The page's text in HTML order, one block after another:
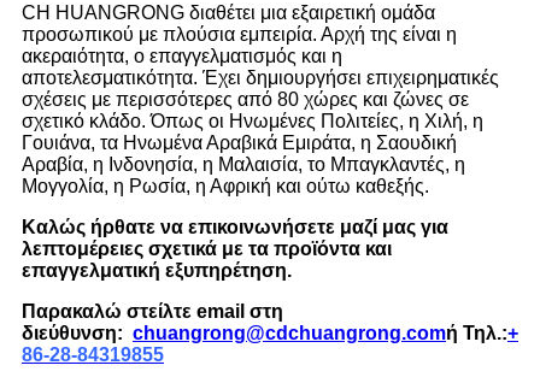
CΗ HUANGRONG διαθέτει μια εξαιρετική ομάδα
προσωπικού με πλούσια εμπειρία. Αρχή της είναι η
ακεραιότητα, ο επαγγελματισμός και η
αποτελεσματικότητα. Έχει δημιουργήσει επιχειρηματικές
σχέσεις με περισσότερες από 80 χώρες και ζώνες σε
σχετικό κλάδο. Όπως οι Ηνωμένες Πολιτείες, η Χιλή, η
Γουιάνα, τα Ηνωμένα Αραβικά Εμιράτα, η Σαουδική
Αραβία, η Ινδονησία, η Μαλαισία, το Μπαγκλαντές, η
Μογγολία, η Ρωσία, η Αφρική και ούτω καθεξής.
Καλώς ήρθατε να επικοινωνήσετε μαζί μας για
λεπτομέρειες σχετικά με τα προϊόντα και
επαγγελματική εξυπηρέτηση.
Παρακαλώ στείλτε email στη
διεύθυνση: chuangrong@cdchuangrong.comή Τηλ.:+
86-28-84319855